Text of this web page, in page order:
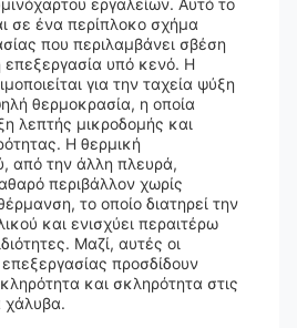
εργαλείων. Αυτό το
σε ένα περίπλοκο σχήμα
που περιλαμβάνει σβέση
επεξεργασία υπό κενό. Η
για την ταχεία ψύξη
θερμοκρασία, η οποία
λεπτής μικροδομής και
Η θερμική
από την άλλη πλευρά,
περιβάλλον χωρίς
το οποίο διατηρεί την
και ενισχύει περαιτέρω
Μαζί, αυτές οι
προσδίδουν
και σκληρότητα στις